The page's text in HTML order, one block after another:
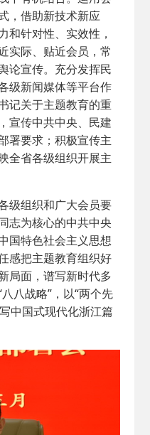
，借助新技术新应
和针对性、实效性，
实际、贴近会员，常
论宣传。充分发挥民
级新闻媒体等平台作
记关于主题教育的重
宣传中共中央、民建
署要求；积极宣传主
全省各级组织开展主
组织和广大会员要
志为核心的中共中央
国特色社会主义思想
感把主题教育组织好
局面，谱写新时代多
八战略”，以“两个先
中国式现代化浙江篇